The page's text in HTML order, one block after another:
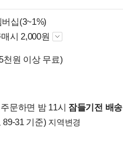
버십(3~1%)
시 2,000원
천원 이상 무료)
문하면 밤 11시 잠들기전 배송
89-31 기준) 지역변경